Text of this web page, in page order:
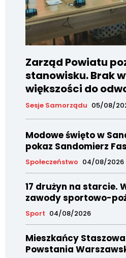
Zarząd Powiatu
stanowisku. Brak
większości do
Sesje Samorządu 05/08/
Modowe święto w
pokaz Sandomierz
Społeczeństwo 04/08/2026
17 drużyn na starcie.
zawody sportowo-
Sport 04/08/2026
Mieszkańcy
Powstania